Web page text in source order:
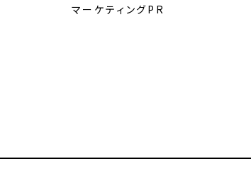
マーケティングPR